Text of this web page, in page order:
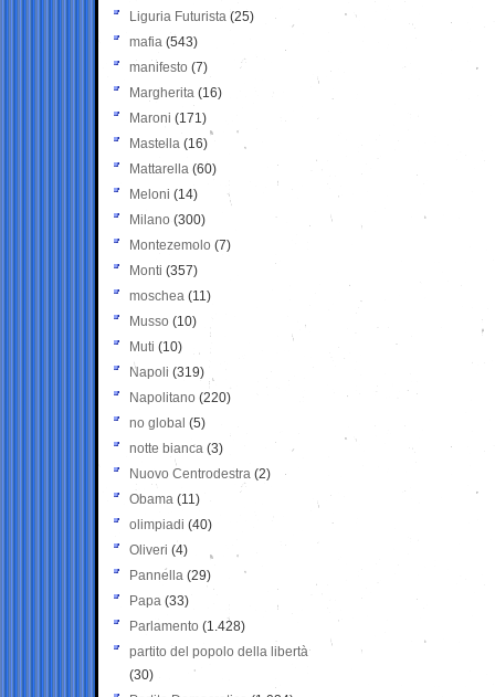
Liguria Futurista (25)
mafia (543)
manifesto (7)
Margherita (16)
Maroni (171)
Mastella (16)
Mattarella (60)
Meloni (14)
Milano (300)
Montezemolo (7)
Monti (357)
moschea (11)
Musso (10)
Muti (10)
Napoli (319)
Napolitano (220)
no global (5)
notte bianca (3)
Nuovo Centrodestra (2)
Obama (11)
olimpiadi (40)
Oliveri (4)
Pannella (29)
Papa (33)
Parlamento (1.428)
partito del popolo della libertà
(30)